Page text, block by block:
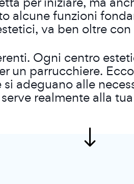
alcune funzioni
va ben oltre
Ogni centro
un parrucchiere.
adeguano alle
serve realmente alla